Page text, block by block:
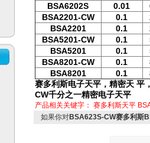
BSA6202S
0.01
BSA2201-CW
0.1
BSA2201
0.1
BSA5201-CW
0.1
BSA5201
0.1
BSA8201-CW
0.1
BSA8201
0.1
赛多利斯电子天平，精密天 平
CW千分之一精密电子天平
产品相关关键字： 赛多利斯天平
如果你对BSA623S-CW赛多利斯